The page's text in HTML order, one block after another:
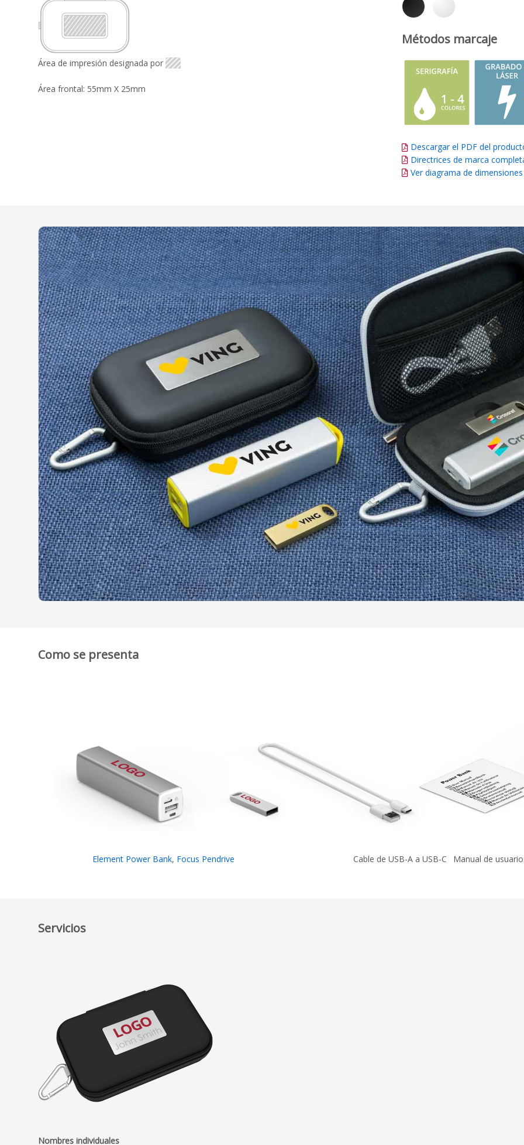
Área de impresión designada por
Área frontal: 55mm X 25mm
Métodos marcaje
Descargar el PDF del
Directrices de marca
Ver diagrama de dimensiones
Como se presenta
Element Power Bank, Focus Pendrive Cable de USB-A a USB-C Manual de usuario
Servicios
Nombres individuales